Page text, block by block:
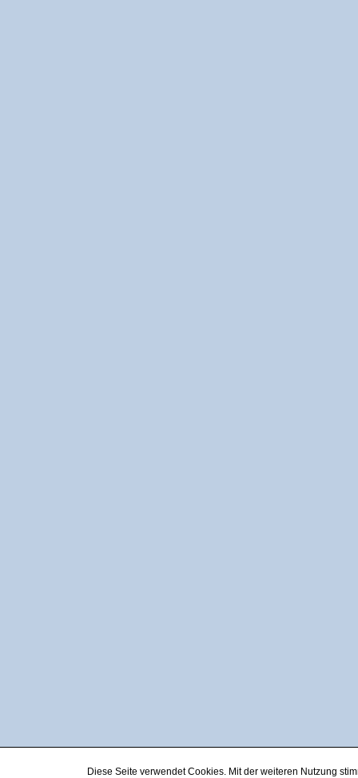
Diese Seite verwendet Cookies. Mit der weiteren Nutzung